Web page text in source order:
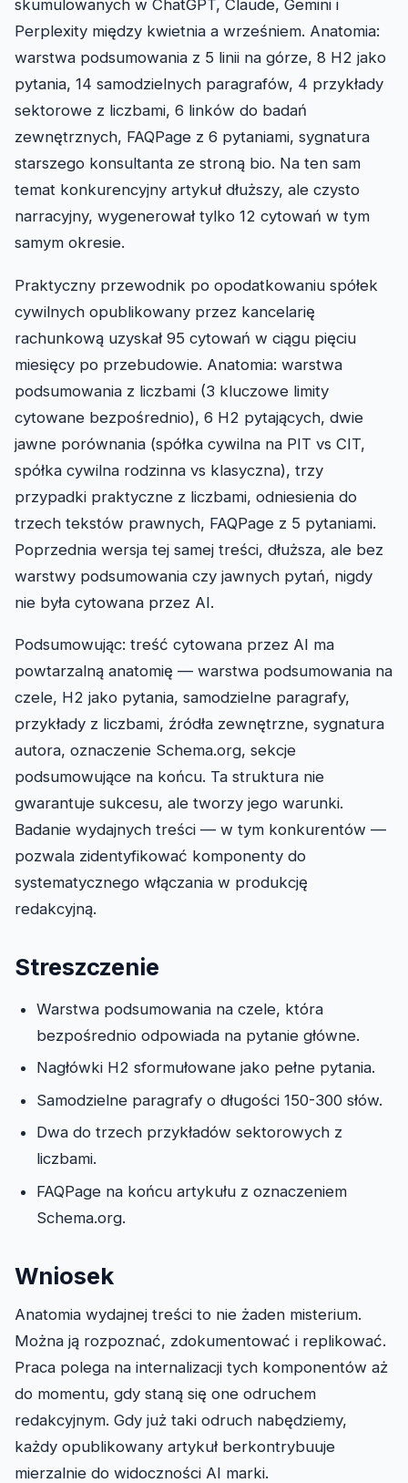
skumulowanych w ChatGPT, Claude, Gemini i
Perplexity między kwietnia a wrześniem. Anatomia:
warstwa podsumowania z 5 linii na górze, 8 H2 jako
pytania, 14 samodzielnych paragrafów, 4 przykłady
sektorowe z liczbami, 6 linków do badań
zewnętrznych, FAQPage z 6 pytaniami, sygnatura
starszego konsultanta ze stroną bio. Na ten sam
temat konkurencyjny artykuł dłuższy, ale czysto
narracyjny, wygenerował tylko 12 cytowań w tym
samym okresie.
Praktyczny przewodnik po opodatkowaniu spółek
cywilnych opublikowany przez kancelarię
rachunkową uzyskał 95 cytowań w ciągu pięciu
miesięcy po przebudowie. Anatomia: warstwa
podsumowania z liczbami (3 kluczowe limity
cytowane bezpośrednio), 6 H2 pytających, dwie
jawne porównania (spółka cywilna na PIT vs CIT,
spółka cywilna rodzinna vs klasyczna), trzy
przypadki praktyczne z liczbami, odniesienia do
trzech tekstów prawnych, FAQPage z 5 pytaniami.
Poprzednia wersja tej samej treści, dłuższa, ale bez
warstwy podsumowania czy jawnych pytań, nigdy
nie była cytowana przez AI.
Podsumowując: treść cytowana przez AI ma
powtarzalną anatomię — warstwa podsumowania na
czele, H2 jako pytania, samodzielne paragrafy,
przykłady z liczbami, źródła zewnętrzne, sygnatura
autora, oznaczenie Schema.org, sekcje
podsumowujące na końcu. Ta struktura nie
gwarantuje sukcesu, ale tworzy jego warunki.
Badanie wydajnych treści — w tym konkurentów —
pozwala zidentyfikować komponenty do
systematycznego włączania w produkcję
redakcyjną.
Streszczenie
Warstwa podsumowania na czele, która
bezpośrednio odpowiada na pytanie główne.
Nagłówki H2 sformułowane jako pełne pytania.
Samodzielne paragrafy o długości 150-300 słów.
Dwa do trzech przykładów sektorowych z
liczbami.
FAQPage na końcu artykułu z oznaczeniem
Schema.org.
Wniosek
Anatomia wydajnej treści to nie żaden misterium.
Można ją rozpoznać, zdokumentować i replikować.
Praca polega na internalizacji tych komponentów aż
do momentu, gdy staną się one odruchem
redakcyjnym. Gdy już taki odruch nabędziemy,
każdy opublikowany artykuł berkontrybuuje
mierzalnie do widoczności AI marki.